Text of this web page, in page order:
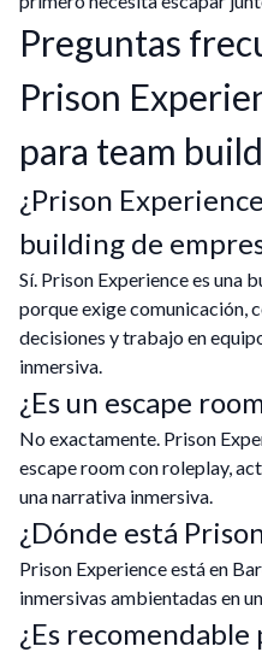
Preguntas
Prison
para team
¿Prison
building de
Sí. Prison Experience es una
porque exige comunicación,
decisiones y trabajo en
inmersiva.
¿Es un escape
No exactamente. Prison
escape room con roleplay,
una narrativa inmersiva.
¿Dónde está
Prison Experience está en
inmersivas ambientadas en
¿Es recomendable